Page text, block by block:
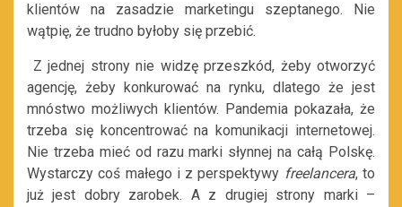
klientów na zasadzie marketingu szeptanego. Nie
wątpię, że trudno byłoby się przebić.
Z jednej strony nie widzę przeszkód, żeby otworzyć
agencję, żeby konkurować na rynku, dlatego że jest
mnóstwo możliwych klientów. Pandemia pokazała, że
trzeba się koncentrować na komunikacji internetowej.
Nie trzeba mieć od razu marki słynnej na całą Polskę.
Wystarczy coś małego i z perspektywy freelancera, to
już jest dobry zarobek. A z drugiej strony marki –